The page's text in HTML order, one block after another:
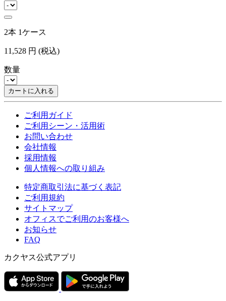
2本 1ケース
11,528 円 (税込)
数量
カートに入れる
ご利用ガイド
ご利用シーン・活用術
お問い合わせ
会社情報
採用情報
個人情報への取り組み
特定商取引法に基づく表記
ご利用規約
サイトマップ
オフィスでご利用のお客様へ
お知らせ
FAQ
カクヤス公式アプリ